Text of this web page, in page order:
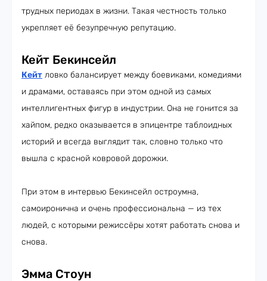
трудных периодах в жизни. Такая честность только
укрепляет её безупречную репутацию.
Кейт Бекинсейл
Кейт ловко балансирует между боевиками, комедиями
и драмами, оставаясь при этом одной из самых
интеллигентных фигур в индустрии. Она не гонится за
хайпом, редко оказывается в эпицентре таблоидных
историй и всегда выглядит так, словно только что
вышла с красной ковровой дорожки.
При этом в интервью Бекинсейл остроумна,
самоиронична и очень профессиональна — из тех
людей, с которыми режиссёры хотят работать снова и
снова.
Эмма Стоун